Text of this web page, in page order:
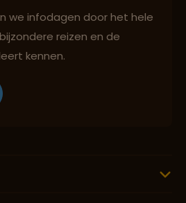
we infodagen door het hele
reizen en de
kennen.